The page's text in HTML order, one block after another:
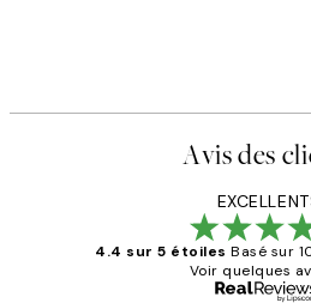
Avis des
4.4 sur 5 étoiles Basé sur
Voir quelques